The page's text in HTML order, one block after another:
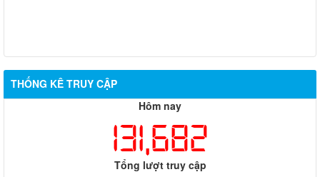
THỐNG KÊ TRUY CẬP
Hôm nay
131,682
Tổng lượt truy cập
Thông báo về việc tuyển dụng viên chức năm 2026
Thông báo tuyển chọn tổ chức và cá nhân chủ trì thực hiện
nhiệm vụ khoa học và công nghệ cấp thành phố sử dụng ngân
sách nhà nước đặt hàng thực hiện năm 2026 (đợt 1) lần 3